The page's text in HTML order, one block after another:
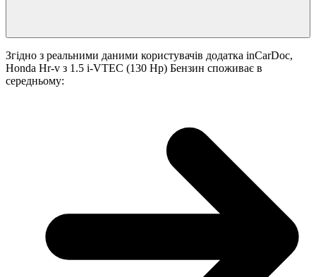
Згідно з реальними даними користувачів додатка inCarDoc,
Honda Hr-v з 1.5 i-VTEC (130 Hp) Бензин споживає в
середньому: